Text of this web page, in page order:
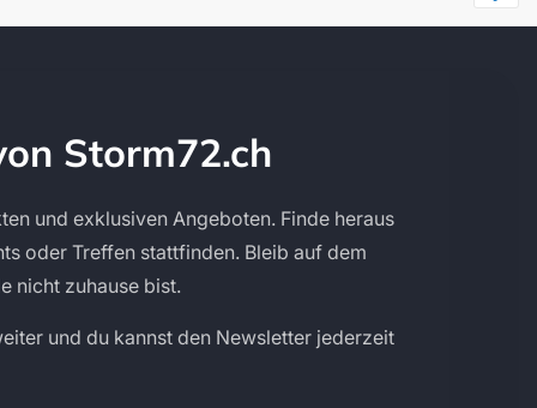
Storm72.ch
und exklusiven Angeboten. Finde heraus
oder Treffen stattfinden. Bleib auf dem
nicht zuhause bist.
und du kannst den Newsletter jederzeit